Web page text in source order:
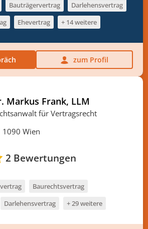
Bauträgervertrag
Darlehensvertrag
Ehevertrag + 14 weitere
zum Profil
Markus Frank, LLM
für Vertragsrecht
1090 Wien
2 Bewertungen
Baurechtsvertrag
Darlehensvertrag + 29 weitere